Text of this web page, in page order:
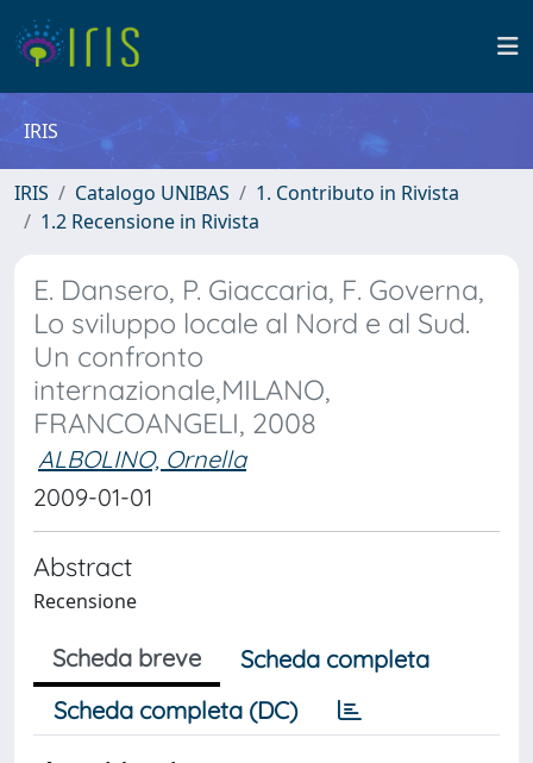
IRIS
IRIS Catalogo UNIBAS
1. Contributo in Rivista
1.2 Recensione in Rivista
E. Dansero, P. Giaccaria, F. Governa,
Lo sviluppo locale al Nord e al Sud.
Un confronto
internazionale,MILANO,
FRANCOANGELI, 2008
ALBOLINO, Ornella
2009-01-01
Abstract
Recensione
Scheda breve
Scheda completa
Scheda completa (DC)